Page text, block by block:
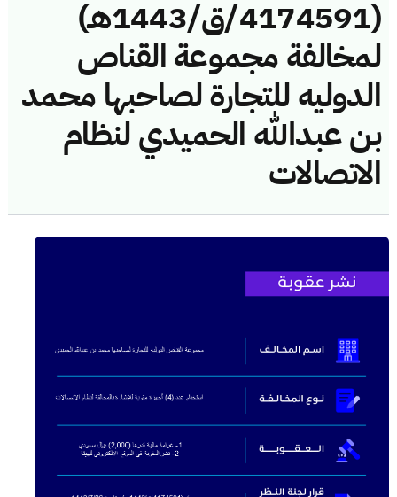
(4174591/ق/1443هـ)
لمخالفة مجموعة القناص
الدوليه للتجارة لصاحبها محمد
بن عبدالله الحميدي لنظام
الاتصالات